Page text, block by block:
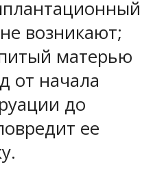
возникают;
матерью
от начала
до
ее